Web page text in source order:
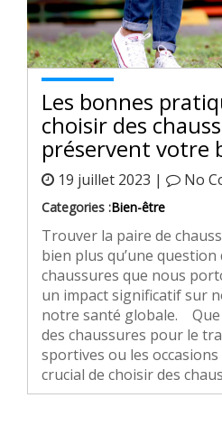
Les bonnes
choisir des
préservent votre
19 juillet 2023 | No
Categories :Bien-être
Trouver la paire de
bien plus qu’une
chaussures que nous
un impact significatif sur
notre santé globale. Que
des chaussures pour le
sportives ou les
crucial de choisir des